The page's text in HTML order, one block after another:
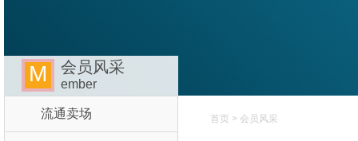
M 会员风采
ember
流通卖场 首页 > 会员风采